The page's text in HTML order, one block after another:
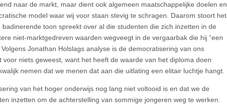
naar de markt, maar dient ook algemeen maatschappelijke doelen en
model waar wij voor staan stevig te schragen. Daarom stoort het
toon spreekt over al die studenten die zich inzetten in de
niet-marktgedreven waarden wegveegt in de vergaarbak die hij “een
Jonathan Holslags analyse is de democratisering van ons
niets geweest, want het heeft de waarde van het diploma doen
nemen dat we menen dat aan die uitlating een elitair luchtje hangt.
van het hoger onderwijs nog lang niet voltooid is en dat we de
inzetten om de achterstelling van sommige jongeren weg te werken.